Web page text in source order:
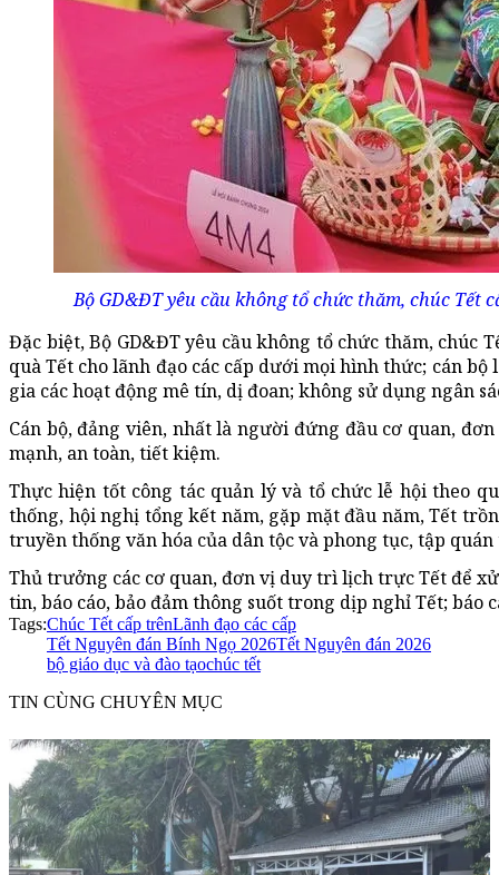
Bộ GD&ĐT yêu cầu không tổ chức thăm, chúc Tết
Đặc biệt, Bộ GD&ĐT yêu cầu không tổ chức thăm, chúc
quà Tết cho lãnh đạo các cấp dưới mọi hình thức; cán
gia các hoạt động mê tín, dị đoan; không sử dụng ngân
Cán bộ, đảng viên, nhất là người đứng đầu cơ quan,
mạnh, an toàn, tiết kiệm.
Thực hiện tốt công tác quản lý và tổ chức lễ hội theo
thống, hội nghị tổng kết năm, gặp mặt đầu năm, Tết
truyền thống văn hóa của dân tộc và phong tục, tập
Thủ trưởng các cơ quan, đơn vị duy trì lịch trực Tết để
tin, báo cáo, bảo đảm thông suốt trong dịp nghỉ Tết; báo
Tags:Chúc Tết cấp trênLãnh đạo các cấp
Tết Nguyên đán Bính Ngọ 2026Tết Nguyên đán 2026
bộ giáo dục và đào tạochúc tết
TIN CÙNG CHUYÊN MỤC